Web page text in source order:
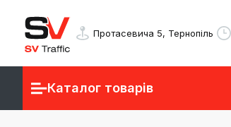
Протасевича 5, Тернопіль
Каталог товарів